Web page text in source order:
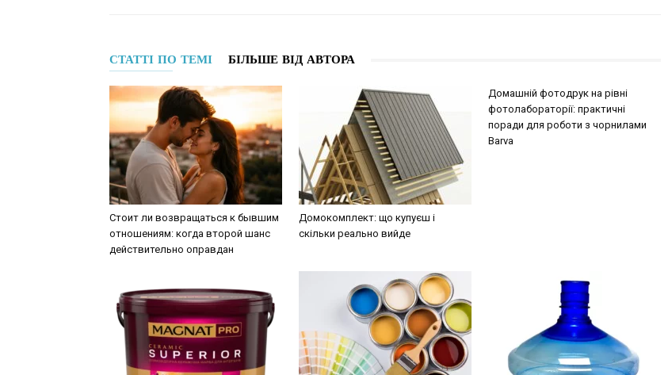
СТАТТІ ПО ТЕМІ БІЛЬШЕ ВІД АВТОРА
Стоит ли возвращаться к бывшим
отношениям: когда второй шанс
действительно оправдан
Домокомплект: що купуєш і
скільки реально вийде
Домашній фотодрук на рівні
фотолабораторії: практичні
поради для роботи з чорнилами
Barva